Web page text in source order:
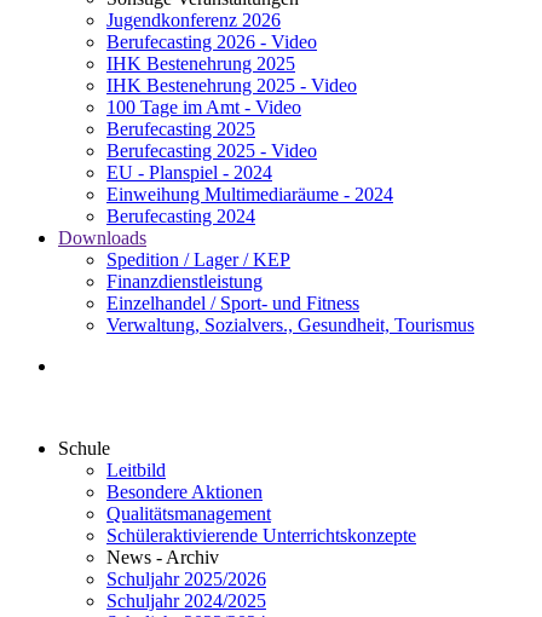
Jugendkonferenz 2026
Berufecasting 2026 - Video
IHK Bestenehrung 2025
IHK Bestenehrung 2025 - Video
100 Tage im Amt - Video
Berufecasting 2025
Berufecasting 2025 - Video
EU - Planspiel - 2024
Einweihung Multimediaräume - 2024
Berufecasting 2024
Downloads
Spedition / Lager / KEP
Finanzdienstleistung
Einzelhandel / Sport- und Fitness
Verwaltung, Sozialvers., Gesundheit, Tourismus
Schule
Leitbild
Besondere Aktionen
Qualitätsmanagement
Schüleraktivierende Unterrichtskonzepte
News - Archiv
Schuljahr 2025/2026
Schuljahr 2024/2025